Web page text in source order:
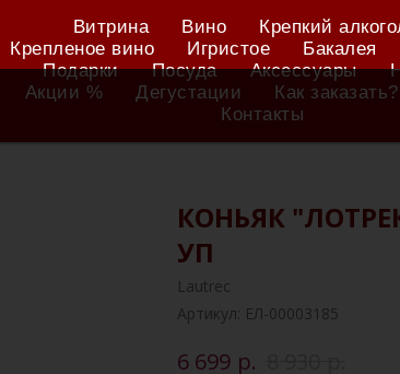
Витрина Вино
Крепкий
Крепленое вино
Игристое Бакалея
Подарки
Посуда Аксессуары
Акции %
Дегустации Как заказать?
Контакты
КОНЬЯК
УП
Lautrec
Артикул: ЕЛ-00003185
6 699 р.